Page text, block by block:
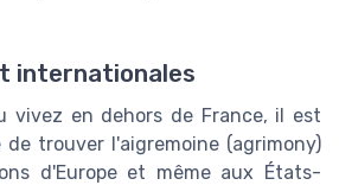
internationales
vivez en dehors de France, il est
trouver l'aigremoine (agrimony)
d'Europe et même aux États-